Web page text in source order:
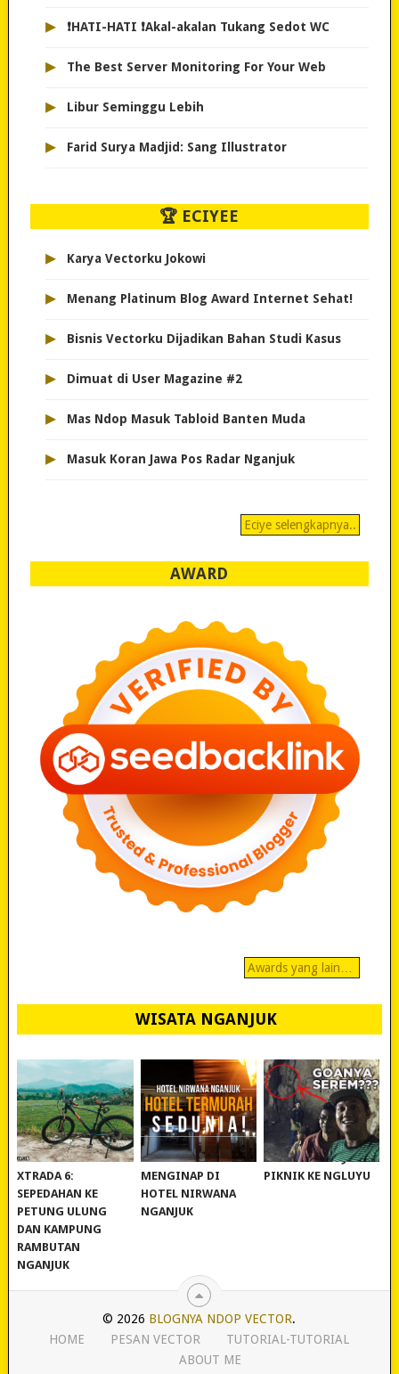
▸ ❗HATI-HATI ❗Akal-akalan Tukang Sedot WC
▸ The Best Server Monitoring For Your Web
▸ Libur Seminggu Lebih
▸ Farid Surya Madjid: Sang Illustrator
🏆 ECIYEE
▸ Karya Vectorku Jokowi
▸ Menang Platinum Blog Award Internet Sehat!
▸ Bisnis Vectorku Dijadikan Bahan Studi Kasus
▸ Dimuat di User Magazine #2
▸ Mas Ndop Masuk Tabloid Banten Muda
▸ Masuk Koran Jawa Pos Radar Nganjuk
Eciye selengkapnya..
AWARD
Awards yang lain…
WISATA NGANJUK
REVIEW POLYGON
XTRADA 6:
SEPEDAHAN KE
PETUNG ULUNG
DAN KAMPUNG
RAMBUTAN
NGANJUK
MURAH BANGET!
MENGINAP DI
HOTEL NIRWANA
NGANJUK
WISATA NGANJUK:
PIKNIK KE NGLUYU
© 2026 BLOGNYA NDOP VECTOR.
HOME
PESAN VECTOR
TUTORIAL-TUTORIAL
ABOUT ME